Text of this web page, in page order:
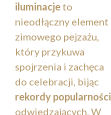
iluminacje to
nieodłączny element
zimowego pejzażu,
który przykuwa
spojrzenia i zachęca
do celebracji, bijąc
rekordy popularności
odwiedzających. W